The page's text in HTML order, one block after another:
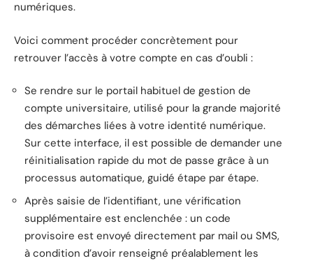
numériques.
Voici comment procéder concrètement pour
retrouver l’accès à votre compte en cas d’oubli :
Se rendre sur le portail habituel de gestion de
compte universitaire, utilisé pour la grande majorité
des démarches liées à votre identité numérique.
Sur cette interface, il est possible de demander une
réinitialisation rapide du mot de passe grâce à un
processus automatique, guidé étape par étape.
Après saisie de l’identifiant, une vérification
supplémentaire est enclenchée : un code
provisoire est envoyé directement par mail ou SMS,
à condition d’avoir renseigné préalablement les